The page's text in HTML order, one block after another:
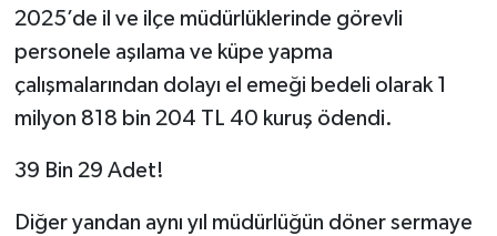
2025’de il ve ilçe müdürlüklerinde görevli
personele aşılama ve küpe yapma
çalışmalarından dolayı el emeği bedeli olarak 1
milyon 818 bin 204 TL 40 kuruş ödendi.
39 Bin 29 Adet!
Diğer yandan aynı yıl müdürlüğün döner sermaye